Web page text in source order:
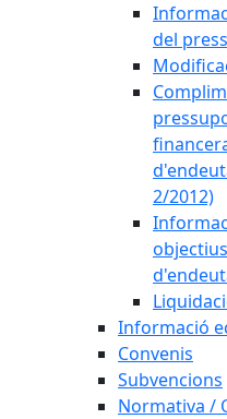
del
2/2012)
Informació
Convenis
Subvencions
Normativa /